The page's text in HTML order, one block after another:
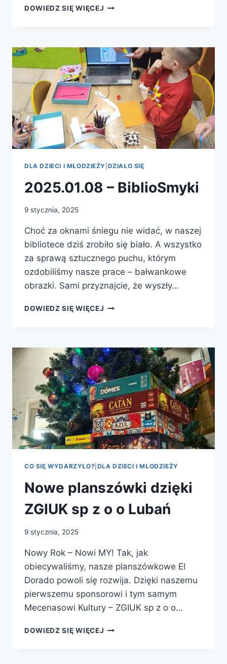
DOWIEDZ SIĘ WIĘCEJ 2025.01.21
DUSZY
DLA DZIECI I MŁODZIEŻY DZIAŁO SIĘ
2025.01.08 – BiblioSmyki
9 stycznia, 2025
Choć za oknami śniegu nie widać, w naszej
bibliotece dziś zrobiło się biało. A wszystko
za sprawą sztucznego puchu, którym
ozdobiliśmy nasze prace – bałwankowe
obrazki. Sami przyznajcie, że wyszły…
DOWIEDZ SIĘ WIĘCEJ 2025.01.08
CO SIĘ WYDARZYŁO? DLA DZIECI I MŁODZIEŻY
Nowe planszówki dzięki
ZGIUK sp z o o Lubań
9 stycznia, 2025
Nowy Rok – Nowi MY! Tak, jak
obiecywaliśmy, nasze planszówkowe El
Dorado powoli się rozwija. Dzięki naszemu
pierwszemu sponsorowi i tym samym
Mecenasowi Kultury – ZGIUK sp z o o…
DOWIEDZ SIĘ WIĘCEJ NOWE